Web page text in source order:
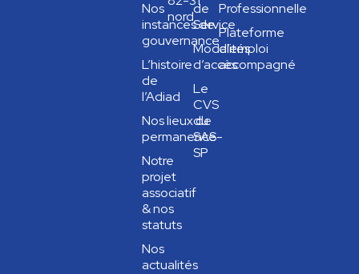
Nos
instances de
gouvernance
L’histoire
de
l’Adiad
Nos lieux de
permanence
Notre
projet
associatif
& nos
statuts
Nos
actualités
nordde
Service
Modalités
d’accès
Le
CVS
du
SAS-
SP
Professionnelle
Plateforme
d’emploi
accompagné